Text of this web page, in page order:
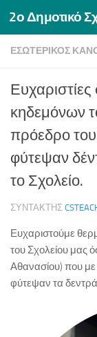
Skip to content
ΕΣΩΤΕΡΙΚΌΣ
κηδεμόνων
πρόεδρο
φύτεψαν
το Σχολείο.
ΣΥΝΤΆΚΤΗΣ
Ευχαριστούμε
του Σχολείου μας
Αθανασίου) που
φύτεψαν τα